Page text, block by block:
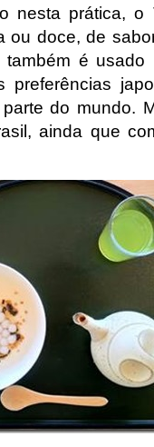
nesta prática, o
ou doce, de
é usado
preferências
do mundo.
ainda que